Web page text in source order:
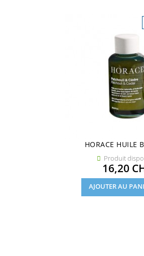
HORACE HUILE
 Produit
16,20
AJOUTER AU